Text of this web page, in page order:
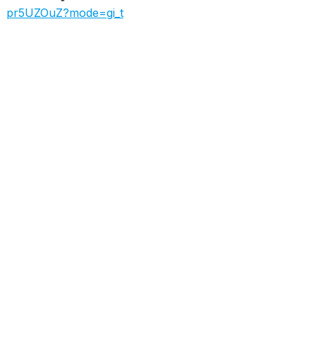
pr5UZOuZ?mode=gi_t